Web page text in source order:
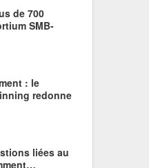
de 700
SMB-
: le
redonne
liées au